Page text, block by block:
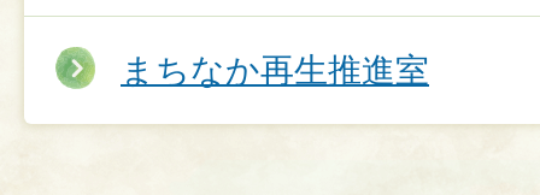
まちなか再生推進室